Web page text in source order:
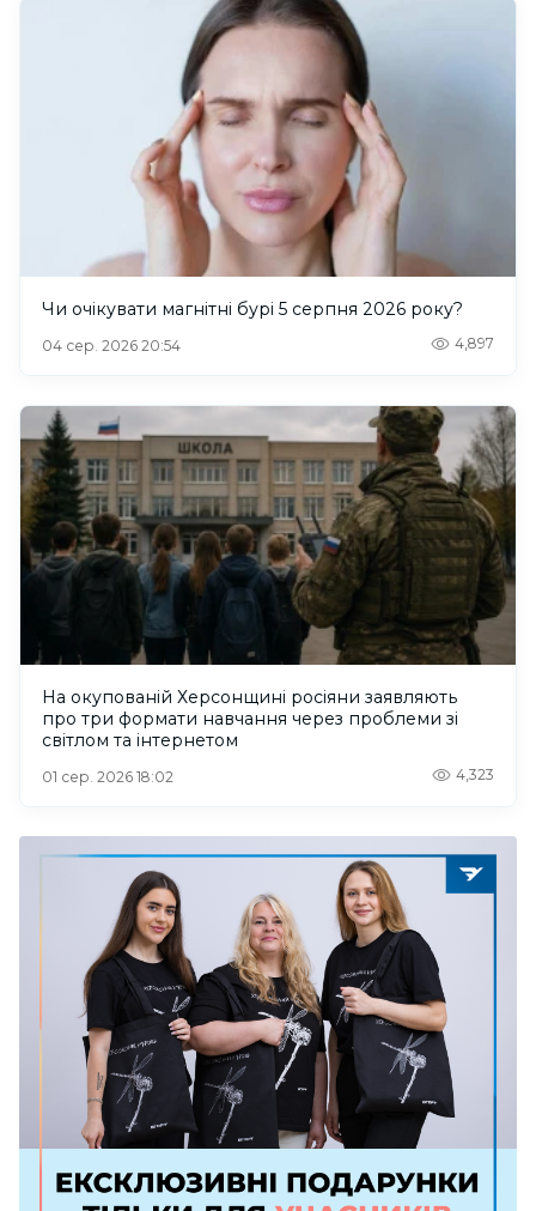
Чи очікувати магнітні бурі 5 серпня 2026 року?
04 сер. 2026 20:54 4,897
На окупованій Херсонщині росіяни заявляють
про три формати навчання через проблеми зі
світлом та інтернетом
01 сер. 2026 18:02 4,323